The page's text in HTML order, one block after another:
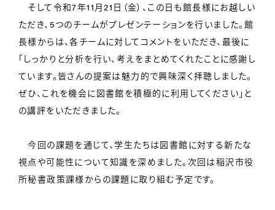
そして令和7年11月21日（金）、この日も館長様にお越しい
ただき、5つのチームがプレゼンテーションを行いました。館
長様からは、各チームに対してコメントをいただき、最後に
「しっかりと分析を行い、考えをまとめてくれたことに感謝し
ています。皆さんの提案は魅力的で興味深く拝聴しました。
ぜひ、これを機会に図書館を積極的に利用してください」と
の講評をいただきました。
今回の課題を通じて、学生たちは図書館に対する新たな
視点や可能性について知識を深めました。次回は稲沢市役
所秘書政策課様からの課題に取り組む予定です。